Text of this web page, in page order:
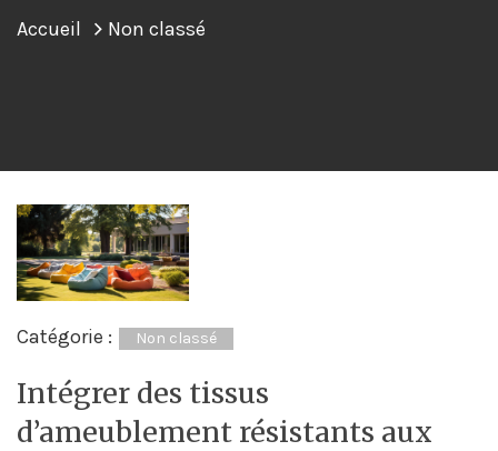
Accueil Non classé
Catégorie : Non classé
Intégrer des tissus
d’ameublement résistants aux